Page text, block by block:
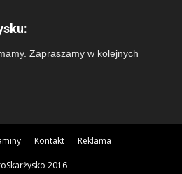
Zapraszamy w kolejnych
Kontakt Reklama
2016